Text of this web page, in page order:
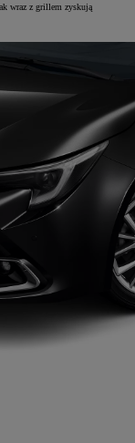
wraz z grillem zyskują